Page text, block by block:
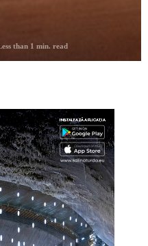
than 1 min. read